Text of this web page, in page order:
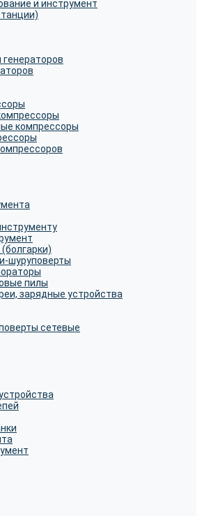
и инструмент
компрессоры
шуруповерты
пилы
зарядные устройства
сетевые